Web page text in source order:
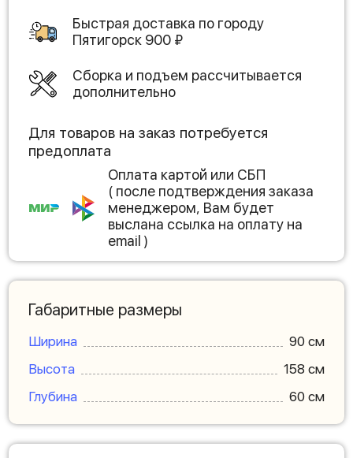
Быстрая доставка по городу
Пятигорск 900 ₽
Сборка и подъем рассчитывается
дополнительно
Для товаров на заказ потребуется
предоплата
Оплата картой или СБП
( после подтверждения заказа
менеджером, Вам будет
выслана ссылка на оплату на
email )
Габаритные размеры
Ширина
90 см
Высота
158 см
Глубина
60 см